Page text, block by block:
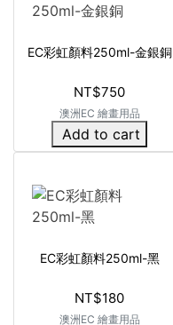
EC彩虹顏料250ml-金銀銅
NT$750
澳洲EC 繪畫用品
Add to cart
EC彩虹顏料250ml-黑
NT$180
澳洲EC 繪畫用品